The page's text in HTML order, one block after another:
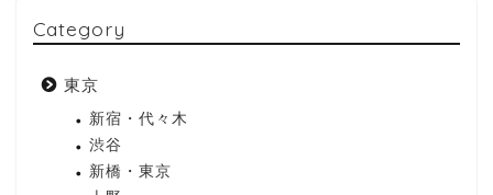
Category
東京
新宿・代々木
渋谷
新橋・東京